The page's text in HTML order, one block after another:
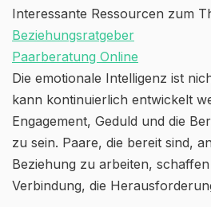
Interessante Ressourcen zum
Beziehungsratgeber
Paarberatung Online
Die emotionale Intelligenz ist
kann kontinuierlich entwickelt
Engagement, Geduld und die
zu sein. Paare, die bereit sind,
Beziehung zu arbeiten,
Verbindung, die